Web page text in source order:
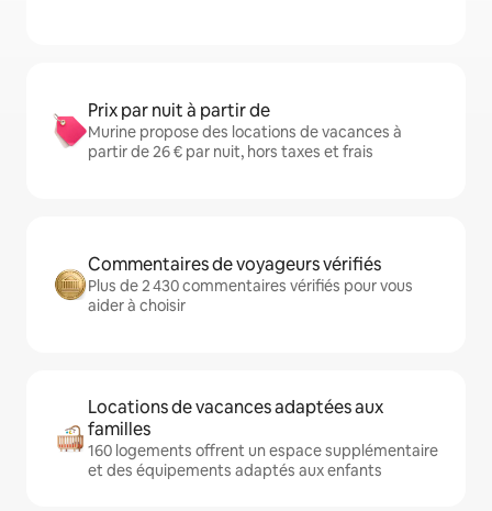
Prix par nuit à partir de
Murine propose des locations de vacances à
partir de 26 € par nuit, hors taxes et frais
Commentaires de voyageurs vérifiés
Plus de 2 430 commentaires vérifiés pour vous
aider à choisir
Locations de vacances adaptées aux
familles
160 logements offrent un espace supplémentaire
et des équipements adaptés aux enfants